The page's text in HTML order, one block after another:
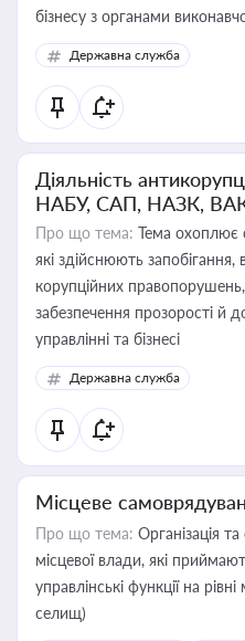
бізнесу з органами
Державна служба
Діяльність
НАБУ, САП, НАЗК,
Про що тема: Тема охоплює
які здійснюють
корупційних
забезпечення прозорості й
управлінні та бізнесі
Державна служба
Місцеве
Про що тема: Організація
місцевої влади, які
управлінські функції на
селищ)